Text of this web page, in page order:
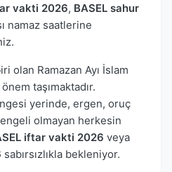
vakti 2026, BASEL sahur
namaz saatlerine
olan Ramazan Ayı İslam
taşımaktadır.
yerinde, ergen, oruç
olmayan herkesin
iftar vakti 2026 veya
sabırsızlıkla bekleniyor.